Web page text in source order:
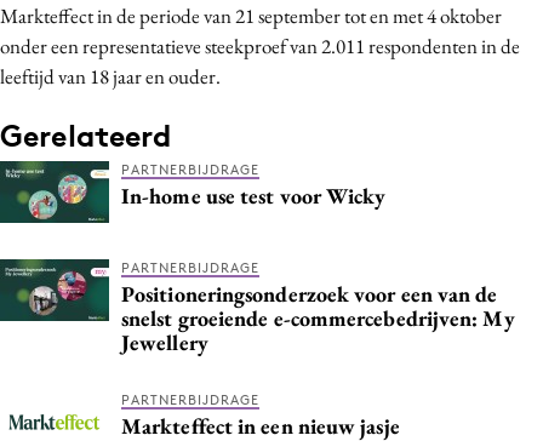
Markteffect in de periode van 21 september tot en met 4 oktober
onder een representatieve steekproef van 2.011 respondenten in de
leeftijd van 18 jaar en ouder.
Gerelateerd
PARTNERBIJDRAGE
In-home use test voor Wicky
PARTNERBIJDRAGE
Positioneringsonderzoek voor een van de
snelst groeiende e-commercebedrijven: My
Jewellery
PARTNERBIJDRAGE
Markteffect in een nieuw jasje